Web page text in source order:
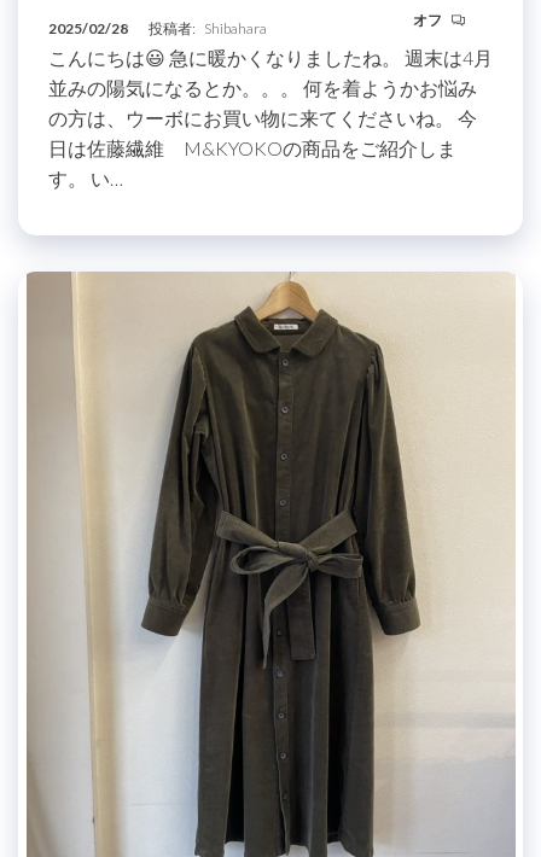
2025/02/28 投稿者: Shibahara オフ
こんにちは😃 急に暖かくなりましたね。 週末は4月
並みの陽気になるとか。。。 何を着ようかお悩み
の方は、ウーボにお買い物に来てくださいね。 今
日は佐藤繊維 M&KYOKOの商品をご紹介しま
す。 い…